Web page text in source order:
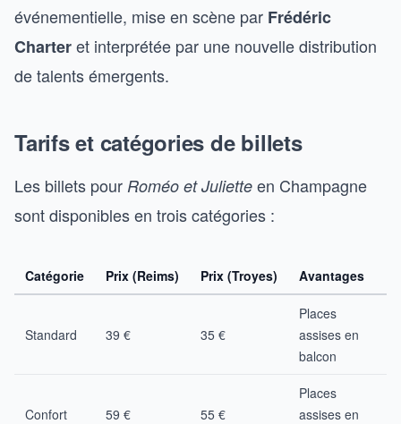
événementielle, mise en scène par Frédéric
Charteret interprétée par une nouvelle distribution
de talents émergents.
Tarifs et catégories de billets
Les billets pour Roméo et Juliette en Champagne
sont disponibles en trois catégories :
Catégorie Prix (Reims) Prix (Troyes) Avantages
Standard 39 € 35 €
Places
assises en
balcon
Confort 59 € 55 €
Places
assises en